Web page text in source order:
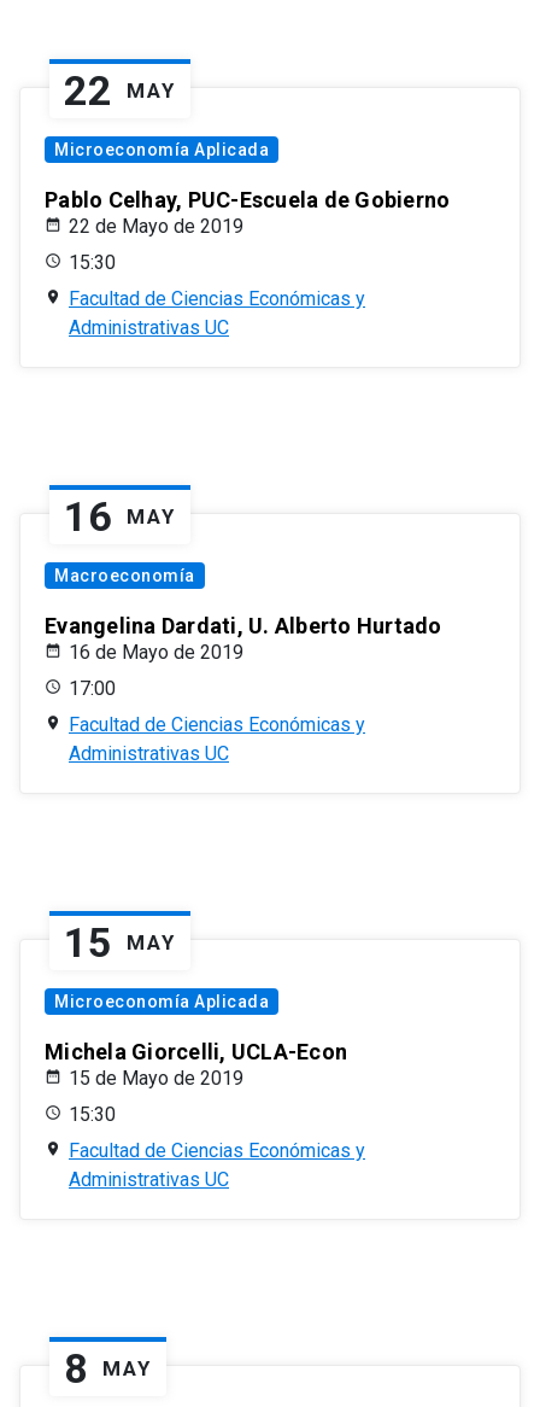
22 MAY
Microeconomía Aplicada
Pablo Celhay, PUC-Escuela de Gobierno
22 de Mayo de 2019
15:30
Facultad de Ciencias Económicas y
Administrativas UC
16 MAY
Macroeconomía
Evangelina Dardati, U. Alberto Hurtado
16 de Mayo de 2019
17:00
Facultad de Ciencias Económicas y
Administrativas UC
15 MAY
Microeconomía Aplicada
Michela Giorcelli, UCLA-Econ
15 de Mayo de 2019
15:30
Facultad de Ciencias Económicas y
Administrativas UC
8 MAY